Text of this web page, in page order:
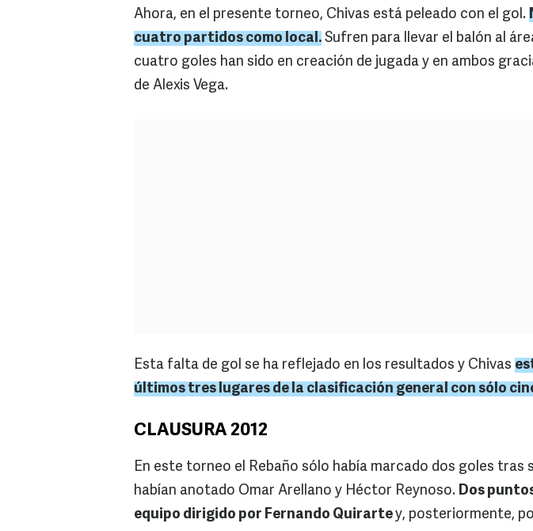
Ahora, en el presente torneo, Chivas está peleado con el gol.
cuatro partidos como local. Sufren para llevar el balón al
cuatro goles han sido en creación de jugada y en ambos
de Alexis Vega.
Esta falta de gol se ha reflejado en los resultados y Chivas
últimos tres lugares de la clasificación general con sólo
CLAUSURA 2012
En este torneo el Rebaño sólo había marcado dos goles tras
habían anotado Omar Arellano y Héctor Reynoso. Dos
equipo dirigido por Fernando Quirartey, posteriormente,